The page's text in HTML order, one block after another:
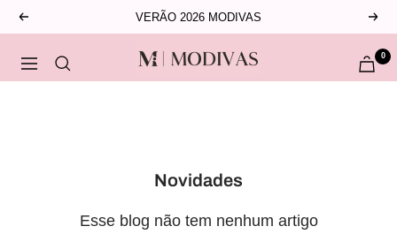
Pular
para
conteúdo
Anterior VERÃO 2026 MODIVAS
Navegação
MODIVAS 0
Novidades
Esse blog não tem nenhum artigo